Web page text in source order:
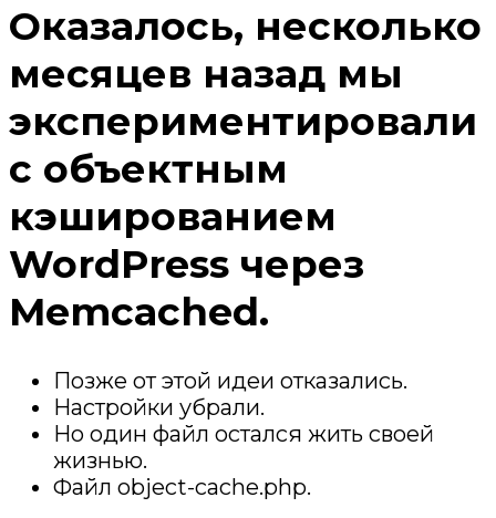
Оказалось, несколько
месяцев назад мы
экспериментировали
с объектным
кэшированием
WordPress через
Memcached.
Позже от этой идеи отказались.
Настройки убрали.
Но один файл остался жить своей
жизнью.
Файл object-cache.php.